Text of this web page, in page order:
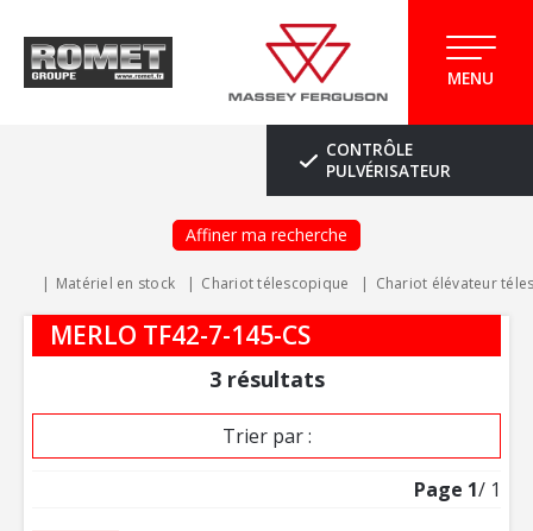
MENU
CONTRÔLE
PULVÉRISATEUR
Affiner ma recherche
Matériel en stock Chariot télescopique Chariot élévateur
MERLO TF42-7-145-CS
3 résultats
Trier par :
Page 1/ 1